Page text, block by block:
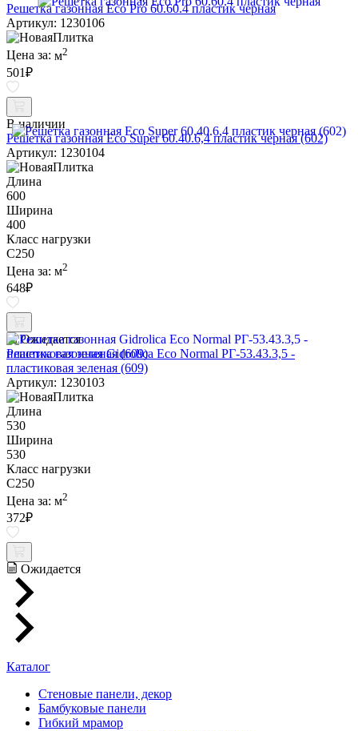
Решетка газонная Eco Pro 60.60.4 пластик черная
Артикул: 1230106
Цена за: м2
501₽
В наличии
Решетка газонная Eco Super 60.40.6,4 пластик черная (602)
Артикул: 1230104
Длина
600
Ширина
400
Класс нагрузки
C250
Цена за: м2
648₽
Ожидается
Решетка газонная Gidrolica Eco Normal РГ-53.43.3,5 -
пластиковая зеленая (609)
Артикул: 1230103
Длина
530
Ширина
530
Класс нагрузки
C250
Цена за: м2
372₽
Ожидается
Каталог
Стеновые панели, декор
Бамбуковые панели
Гибкий мрамор